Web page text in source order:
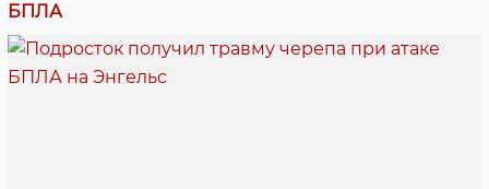
БПЛА